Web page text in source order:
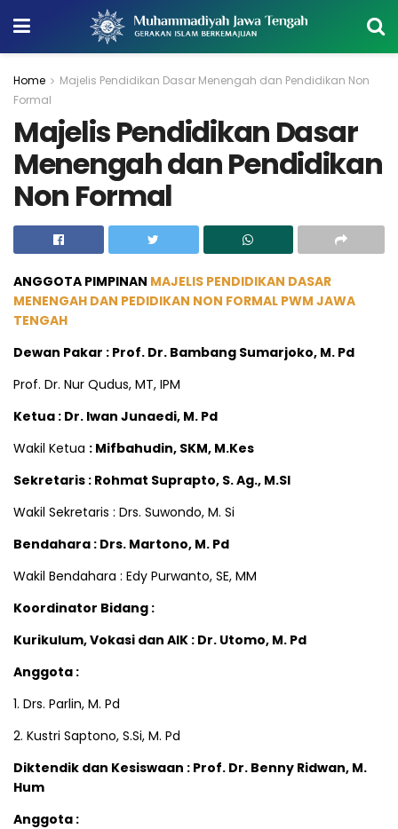
Home
Majelis Pendidikan Dasar Menengah dan Pendidikan Non
Formal
Majelis Pendidikan Dasar
Menengah dan Pendidikan
Non Formal
ANGGOTA PIMPINAN MAJELIS PENDIDIKAN DASAR
MENENGAH DAN PEDIDIKAN NON FORMAL PWM JAWA
TENGAH
Dewan Pakar : Prof. Dr. Bambang Sumarjoko, M. Pd
Prof. Dr. Nur Qudus, MT, IPM
Ketua : Dr. Iwan Junaedi, M. Pd
Wakil Ketua : Mifbahudin, SKM, M.Kes
Sekretaris : Rohmat Suprapto, S. Ag., M.SI
Wakil Sekretaris : Drs. Suwondo, M. Si
Bendahara : Drs. Martono, M. Pd
Wakil Bendahara : Edy Purwanto, SE, MM
Koordinator Bidang :
Kurikulum, Vokasi dan AIK : Dr. Utomo, M. Pd
Anggota :
1. Drs. Parlin, M. Pd
2. Kustri Saptono, S.Si, M. Pd
Diktendik dan Kesiswaan : Prof. Dr. Benny Ridwan, M.
Hum
Anggota :